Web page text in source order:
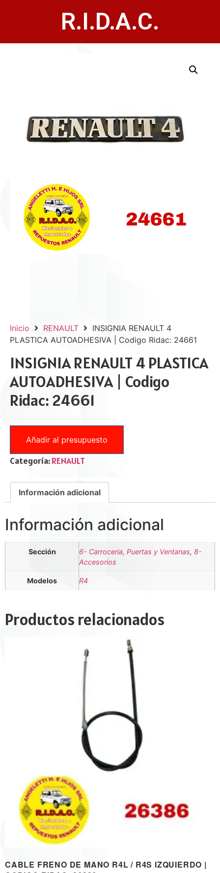
R.I.D.A.C.
Inicio RENAULT
INSIGNIA RENAULT 4
PLASTICA AUTOADHESIVA | Codigo Ridac: 24661
INSIGNIA RENAULT 4 PLASTICA
AUTOADHESIVA | Codigo
Ridac: 24661
Añadir al presupuesto
Categoría:RENAULT
Información adicional
Información adicional
Sección 6- Carroceria, Puertas y Ventanas, 8-
Accesorios
Modelos R4
Productos relacionados
CABLE FRENO DE MANO R4L / R4S IZQUIERDO |